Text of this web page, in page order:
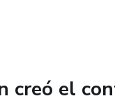
creó el